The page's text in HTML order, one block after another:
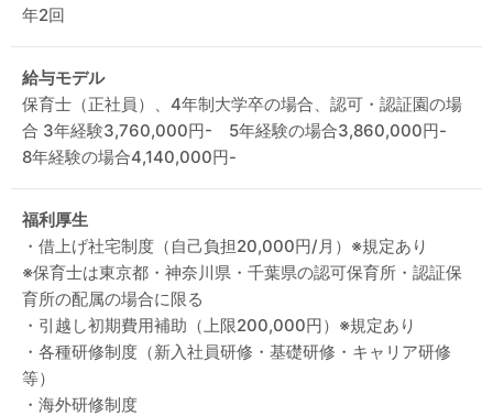
年2回
給与モデル
保育士（正社員）、4年制大学卒の場合、認可・認証園の場
合 3年経験3,760,000円- 5年経験の場合3,860,000円-
8年経験の場合4,140,000円-
福利厚生
・借上げ社宅制度（自己負担20,000円/月）※規定あり
※保育士は東京都・神奈川県・千葉県の認可保育所・認証保
育所の配属の場合に限る
・引越し初期費用補助（上限200,000円）※規定あり
・各種研修制度（新入社員研修・基礎研修・キャリア研修
等）
・海外研修制度